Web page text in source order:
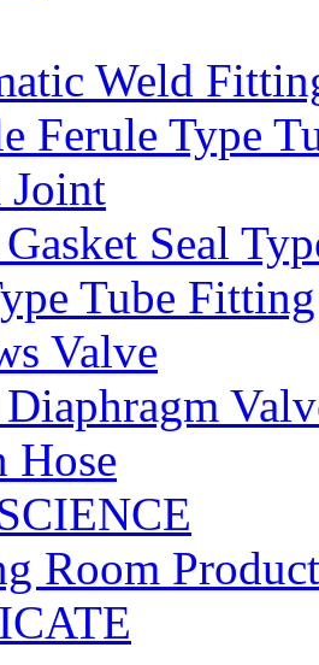
Weld
Ferule Type
Joint
Seal
Tube Fitting
Valve
Hose
Room